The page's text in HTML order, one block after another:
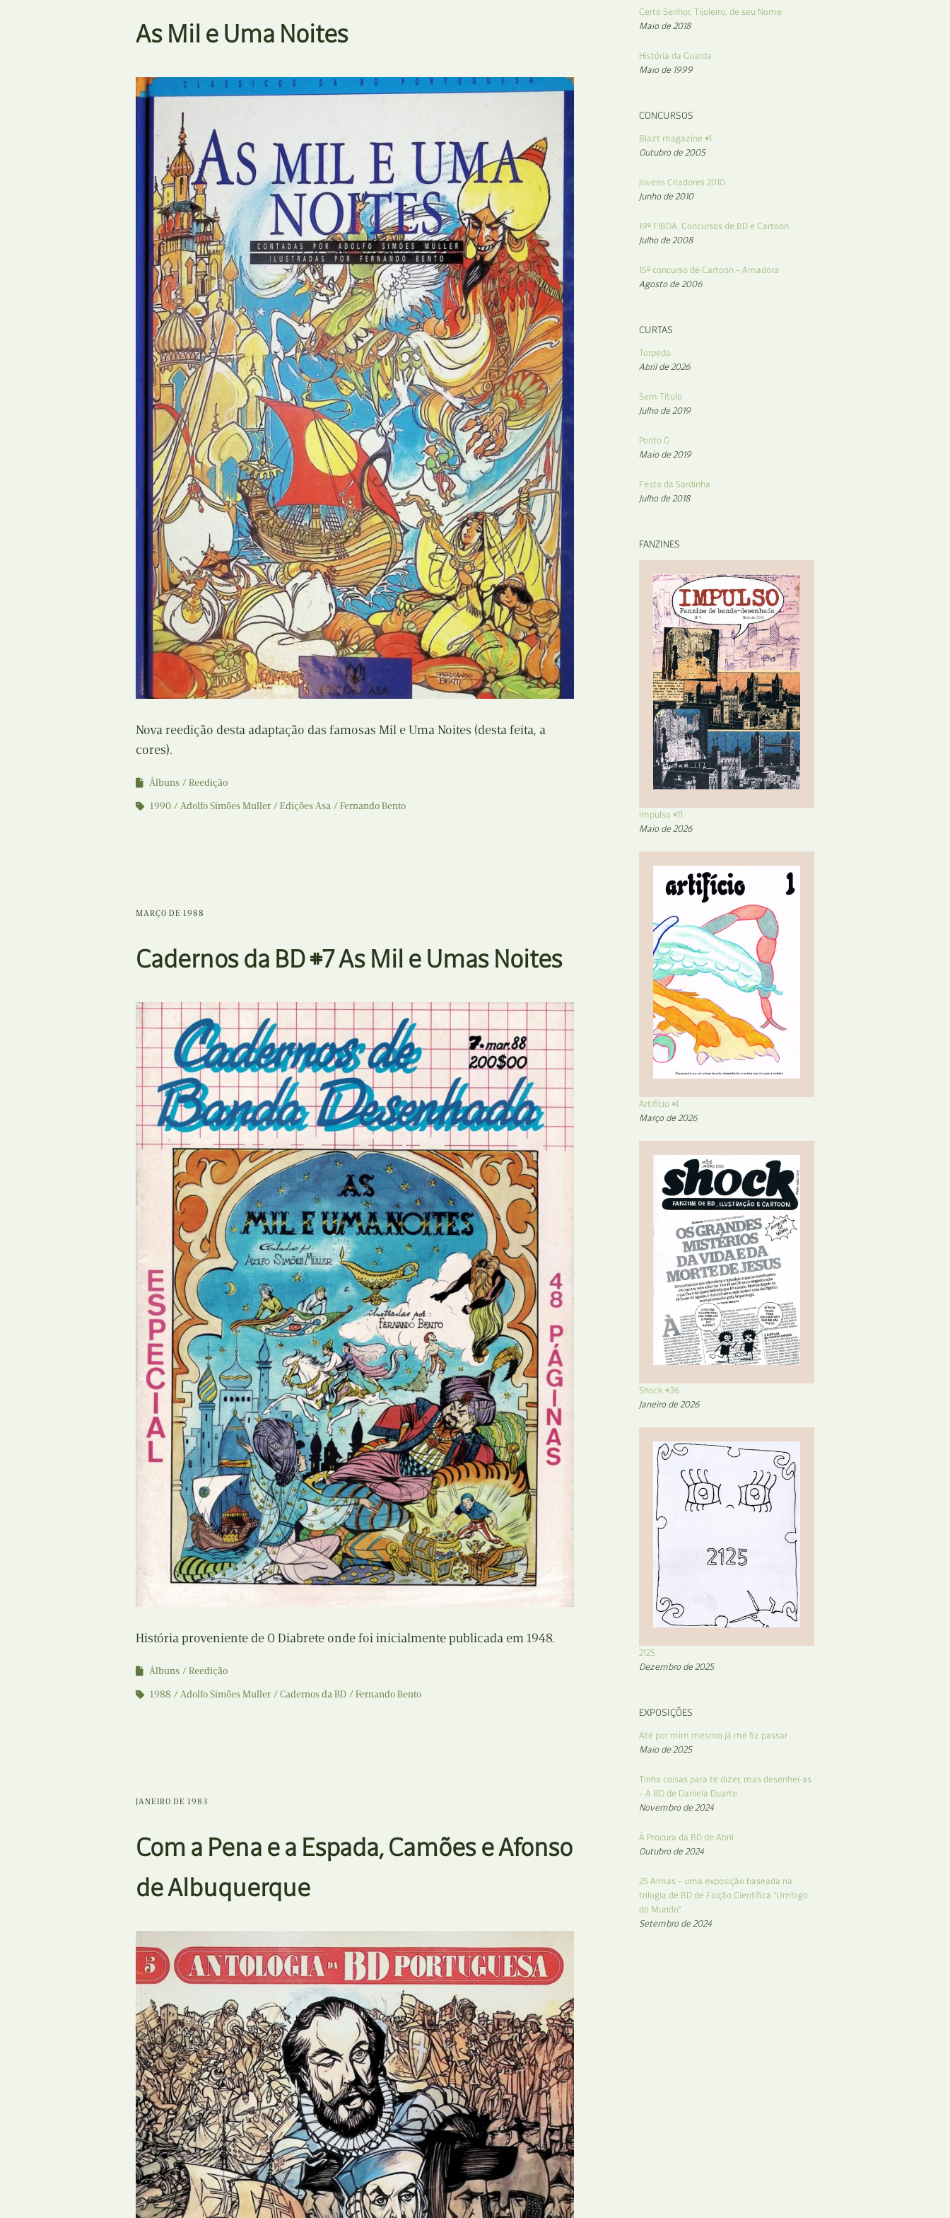
Concursos
Edição Digital
Edição Portuguesa
Exposições e Eventos
Fanzines
Festivais e Salões
Formação
Internacional
Estudos
Óbitos
Para BD
Publicação Original
Prémios
Programas e Catálogos
Publicações em periódicos
Recolha
Reedição
As Mil e Uma Noites
Nova reedição desta adaptação das famosas Mil e Uma Noites (desta feita, a
cores).
Álbuns
Reedição
1990
Adolfo Simões Muller Edições Asa Fernando Bento
MARÇO DE 1988
Cadernos da BD #7 As Mil e Umas Noites
História proveniente de O Diabrete onde foi inicialmente publicada em 1948.
Álbuns
Reedição
1988
Adolfo Simões Muller Cadernos da BD Fernando Bento
JANEIRO DE 1983
Com a Pena e a Espada, Camões e Afonso
de Albuquerque
Certo Senhor, Tijoleiro, de seu Nome
Maio de 2018
História da Guarda
Maio de 1999
CONCURSOS
Blazt magazine #1
Outubro de 2005
Jovens Criadores 2010
Junho de 2010
19º FIBDA: Concursos de BD e Cartoon
Julho de 2008
15º concurso de Cartoon – Amadora
Agosto de 2006
CURTAS
Torpedo
Abril de 2026
Sem Título
Julho de 2019
Ponto G
Maio de 2019
Festa da Sardinha
Julho de 2018
FANZINES
Impulso #11
Maio de 2026
Artifício #1
Março de 2026
Shock #36
Janeiro de 2026
2125
Dezembro de 2025
EXPOSIÇÕES
Até por mim mesmo já me fiz passar
Maio de 2025
Tinha coisas para te dizer, mas desenhei-as
– A BD de Daniela Duarte
Novembro de 2024
À Procura da BD de Abril
Outubro de 2024
25 Almas – uma exposição baseada na
trilogia de BD de Ficção Científica “Umbigo
do Mundo”
Setembro de 2024